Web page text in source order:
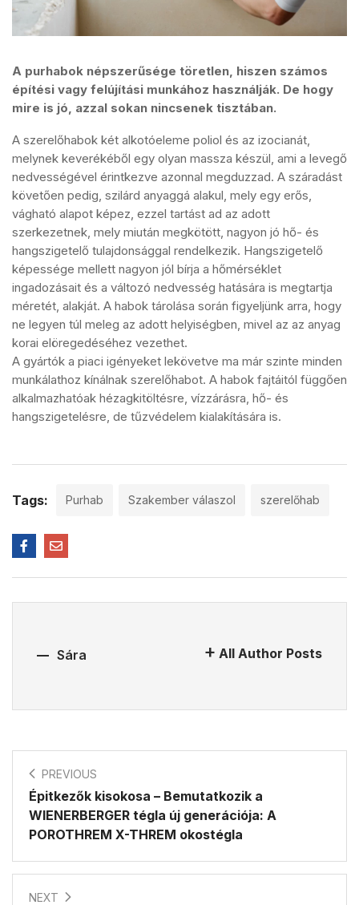
A purhabok népszerűsége töretlen, hiszen számos
építési vagy felújítási munkához használják. De hogy
mire is jó, azzal sokan nincsenek tisztában.
A szerelőhabok két alkotóeleme poliol és az izocianát,
melynek keverékéből egy olyan massza készül, ami a levegő
nedvességével érintkezve azonnal megduzzad. A száradást
követően pedig, szilárd anyaggá alakul, mely egy erős,
vágható alapot képez, ezzel tartást ad az adott
szerkezetnek, mely miután megkötött, nagyon jó hő- és
hangszigetelő tulajdonsággal rendelkezik. Hangszigetelő
képessége mellett nagyon jól bírja a hőmérséklet
ingadozásait és a változó nedvesség hatására is megtartja
méretét, alakját. A habok tárolása során figyeljünk arra, hogy
ne legyen túl meleg az adott helyiségben, mivel az az anyag
korai elöregedéséhez vezethet.
A gyártók a piaci igényeket lekövetve ma már szinte minden
munkálathoz kínálnak szerelőhabot. A habok fajtáitól függően
alkalmazhatóak hézagkitöltésre, vízzárásra, hő- és
hangszigetelésre, de tűzvédelem kialakítására is.
Tags: Purhab Szakember válaszol szerelőhab
Sára All Author Posts
PREVIOUS
Épitkezők kisokosa – Bemutatkozik a
WIENERBERGER tégla új generációja: A
POROTHREM X-THREM okostégla
NEXT